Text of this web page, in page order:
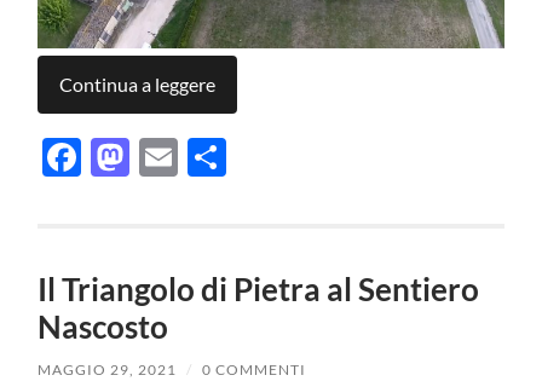
Continua a leggere
Facebook
Mastodon
Email
Il Triangolo di Pietra al Sentiero
Nascosto
MAGGIO 29, 2021 / 0 COMMENTI